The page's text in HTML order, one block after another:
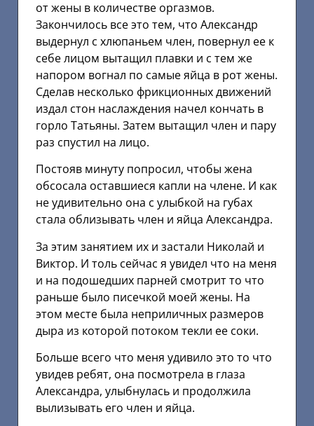
от жены в количестве оргазмов.
Закончилось все это тем, что Александр
выдернул с хлюпаньем член, повернул ее к
себе лицом вытащил плавки и с тем же
напором вогнал по самые яйца в рот жены.
Сделав несколько фрикционных движений
издал стон наслаждения начел кончать в
горло Татьяны. Затем вытащил член и пару
раз спустил на лицо.
Постояв минуту попросил, чтобы жена
обсосала оставшиеся капли на члене. И как
не удивительно она с улыбкой на губах
стала облизывать член и яйца Александра.
За этим занятием их и застали Николай и
Виктор. И толь сейчас я увидел что на меня
и на подошедших парней смотрит то что
раньше было писечкой моей жены. На
этом месте была неприличных размеров
дыра из которой потоком текли ее соки.
Больше всего что меня удивило это то что
увидев ребят, она посмотрела в глаза
Александра, улыбнулась и продолжила
вылизывать его член и яйца.